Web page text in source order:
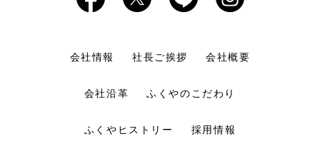
会社情報 社長ご挨拶 会社概要
会社沿革 ふくやのこだわり
ふくやヒストリー 採用情報